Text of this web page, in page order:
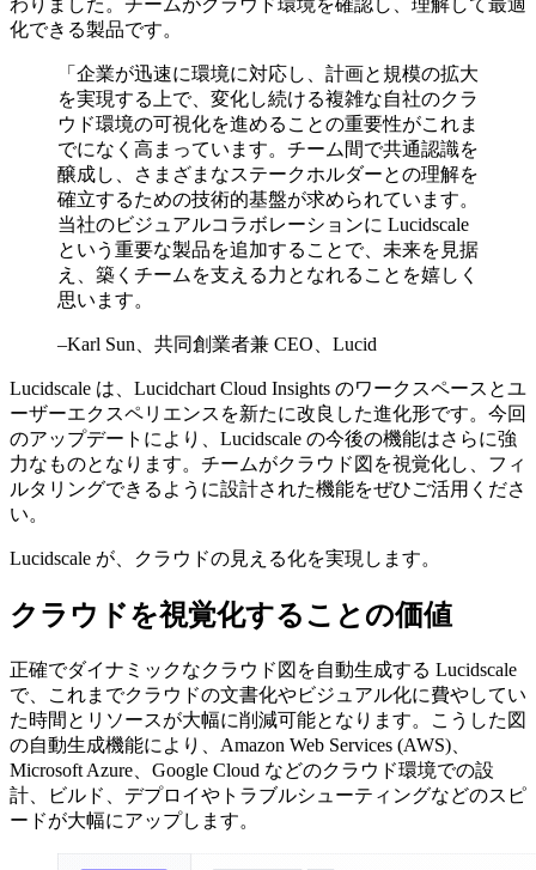
化できる製品です。
「企業が迅速に環境に対応し、計画と規模の拡大
を実現する上で、変化し続ける複雑な自社のクラ
ウド環境の可視化を進めることの重要性がこれま
でになく高まっています。チーム間で共通認識を
醸成し、さまざまなステークホルダーとの理解を
確立するための技術的基盤が求められています。
当社のビジュアルコラボレーションに Lucidscale
という重要な製品を追加することで、未来を見据
え、築くチームを支える力となれることを嬉しく
思います。
–Karl Sun、共同創業者兼 CEO、Lucid
Lucidscale は、Lucidchart Cloud Insights のワークスペースとユ
ーザーエクスペリエンスを新たに改良した進化形です。今回
のアップデートにより、Lucidscale の今後の機能はさらに強
力なものとなります。チームがクラウド図を視覚化し、フィ
ルタリングできるように設計された機能をぜひご活用くださ
い。
Lucidscale が、クラウドの見える化を実現します。
クラウドを視覚化することの価値
正確でダイナミックなクラウド図を自動生成する Lucidscale
で、これまでクラウドの文書化やビジュアル化に費やしてい
た時間とリソースが大幅に削減可能となります。こうした図
の自動生成機能により、Amazon Web Services (AWS)、
Microsoft Azure、Google Cloud などのクラウド環境での設
計、ビルド、デプロイやトラブルシューティングなどのスピ
ードが大幅にアップします。